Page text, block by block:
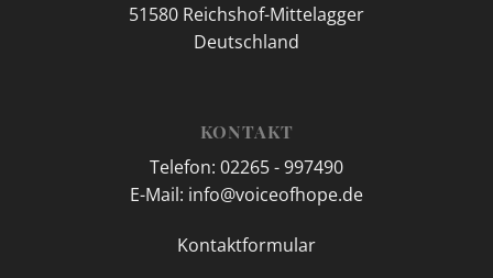
51580 Reichshof-Mittelagger
Deutschland
KONTAKT
Telefon: 02265 - 997490
E-Mail: info@voiceofhope.de
Kontaktformular